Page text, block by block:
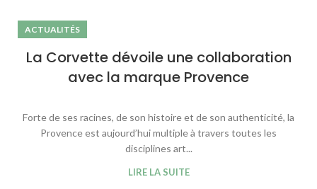
ACTUALITÉS
La Corvette dévoile une collaboration
avec la marque Provence
Forte de ses racines, de son histoire et de son authenticité, la
Provence est aujourd’hui multiple à travers toutes les
disciplines art...
LIRE LA SUITE